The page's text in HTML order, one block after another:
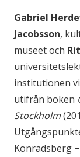
Gabriel
Jacobsson,
museet och
institutionen
utifrån boken
Stockholm
Konradsberg